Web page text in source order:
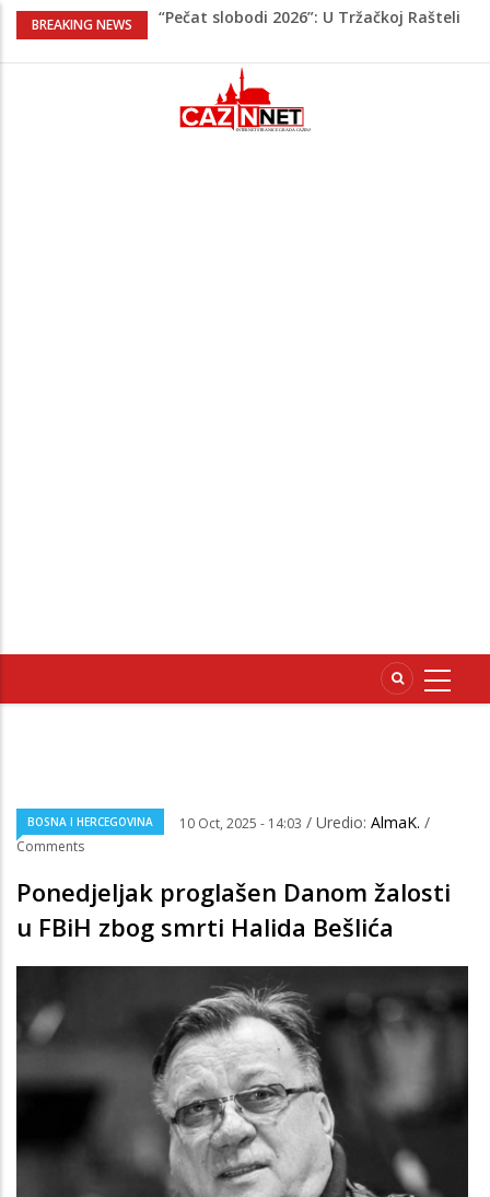
BREAKING NEWS
“Pečat slobodi 2026”: U Tržačkoj Rašteli
obilježena 31. godišnjica deblokade
Unsko-sanskog kantona
Porodica iz Krajine u centru afere,
gradonačelnik Kelna pokrenuo istragu
Čestitka povodom Dana Grada Cazina
BOSNA I HERCEGOVINA 10 Oct, 2025 - 14:03 / Uredio: AlmaK. /
Comments
Ponedjeljak proglašen Danom žalosti
u FBiH zbog smrti Halida Bešlića